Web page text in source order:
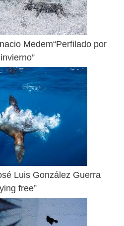
Medem“Perfilado por
Luis González Guerra
free”